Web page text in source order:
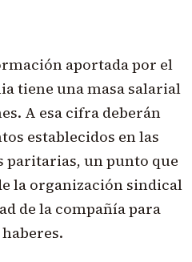
aportada por el
tiene una masa salarial
A esa cifra deberán
establecidos en las
paritarias, un punto que
la organización sindical
de la compañía para